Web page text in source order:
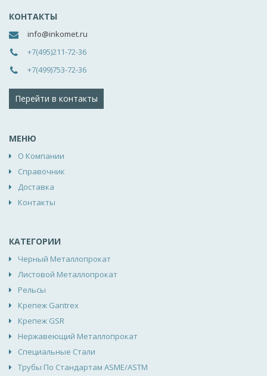
КОНТАКТЫ
info@inkomet.ru
+7(495)211-72-36
+7(499)753-72-36
Перейти в контакты
МЕНЮ
О Компании
Справочник
Доставка
Контакты
КАТЕГОРИИ
Черный Металлопрокат
Листовой Металлопрокат
Рельсы
Крепеж Gantrex
Крепеж GSR
Нержавеющий Металлопрокат
Специальные Стали
Трубы По Стандартам ASME/ASTM